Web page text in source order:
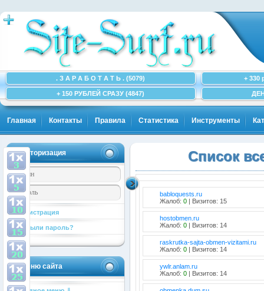
. З А Р А Б О Т А Т Ь . (5079) + 330
+ 150 РУБЛЕЙ СРАЗУ (4847)
Главная Контакты Правила Статистика Инструменты
Авторизация
Регистрация
Забыли пароль?
Меню сайта
Список
babloquests.ru
Жалоб: 0 | Визитов: 15
hostobmen.ru
Жалоб: 0 | Визитов: 14
raskrutka-sajta-obmen-vizitami.ru
Жалоб: 0 | Визитов: 14
ywlr.anlam.ru
Жалоб: 0 | Визитов: 14